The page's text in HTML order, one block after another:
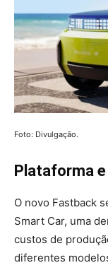
Foto: Divulgação.
Plataforma
O novo Fastback
Smart Car, uma
custos de
diferentes